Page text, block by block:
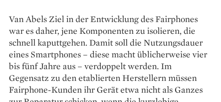
Van Abels Ziel in der Entwicklung des Fairphones
war es daher, jene Komponenten zu isolieren, die
schnell kaputtgehen. Damit soll die Nutzungsdauer
eines Smartphones – diese macht üblicherweise vier
bis fünf Jahre aus – verdoppelt werden. Im
Gegensatz zu den etablierten Herstellern müssen
Fairphone-Kunden ihr Gerät etwa nicht als Ganzes